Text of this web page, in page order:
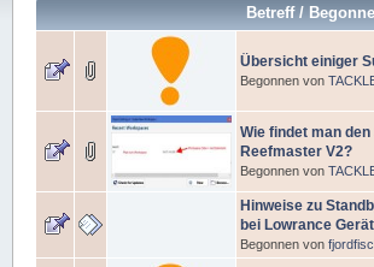
Betreff/
Übersicht einiger
Begonnen von
Wie findet man
Reefmaster V2?
Begonnen von
Hinweise zu
bei Lowrance
Begonnen von